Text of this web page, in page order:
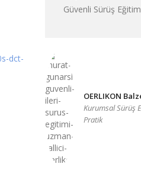
Güvenli Sürüş
OERLIKON
Kurumsal Sürüş
Pratik